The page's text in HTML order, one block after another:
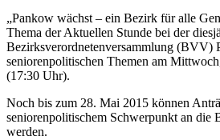
„Pankow wächst – ein Bezirk für alle
Thema der Aktuellen Stunde bei der
Bezirksverordnetenversammlung (BVV)
seniorenpolitischen Themen am
(17:30 Uhr).
Noch bis zum 28. Mai 2015 können
seniorenpolitischem Schwerpunkt an die
werden.